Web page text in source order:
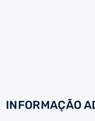
INFORMAÇÃO